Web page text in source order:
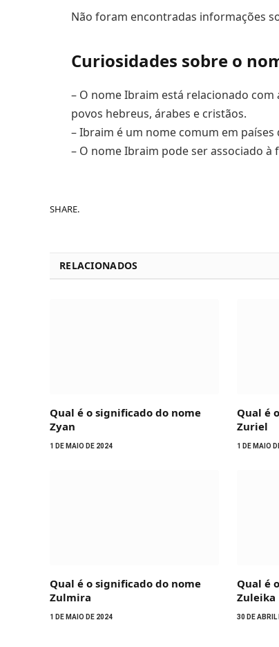
Não foram encontradas informações
Curiosidades sobre o
– O nome Ibraim está relacionado
povos hebreus, árabes e cristãos.
– Ibraim é um nome comum em países
– O nome Ibraim pode ser associado
SHARE.
RELACIONADOS
Qual é o significado do nome
Zyan
1 DE MAIO DE 2024
Qual é
Zuriel
1 DE MAIO
Qual é o significado do nome
Zulmira
1 DE MAIO DE 2024
Qual é
Zuleika
30 DE ABRIL